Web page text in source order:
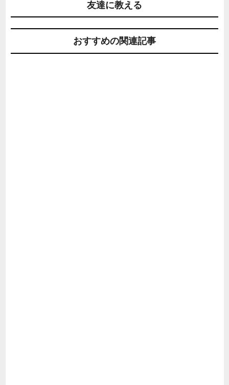
友達に教える
おすすめの関連記事